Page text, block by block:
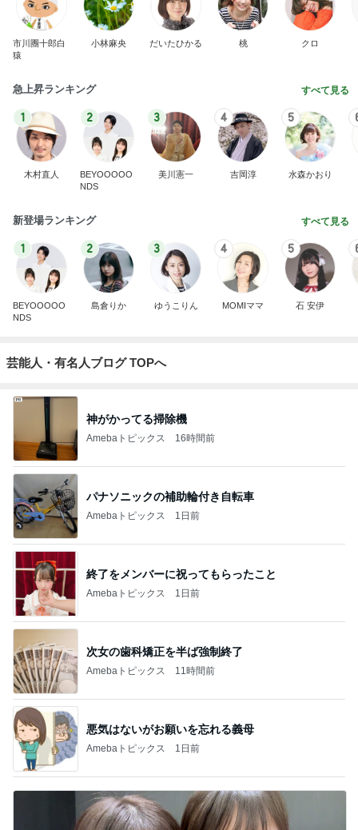
市川團十郎白
猿
小林麻央 だいたひかる 桃 クロ
急上昇ランキング すべて見る
1
木村直人
2
BEYOOOOO
NDS
3
美川憲一
4
吉岡淳
5
水森かおり
新登場ランキング すべて見る
1
BEYOOOOO
NDS
2
島倉りか
3
ゆうこりん
4
MOMIママ
5
石 安伊
芸能人・有名人ブログ TOPへ
神がかってる掃除機
Amebaトピックス 16時間前
パナソニックの補助輪付き自転車
Amebaトピックス 1日前
終了をメンバーに祝ってもらったこと
Amebaトピックス 1日前
次女の歯科矯正を半ば強制終了
Amebaトピックス 11時間前
悪気はないがお願いを忘れる義母
Amebaトピックス 1日前